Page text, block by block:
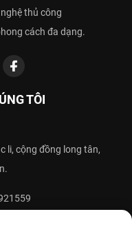
thủ công
cách đa dạng.
TÔI
li, cộng đồng long tân,